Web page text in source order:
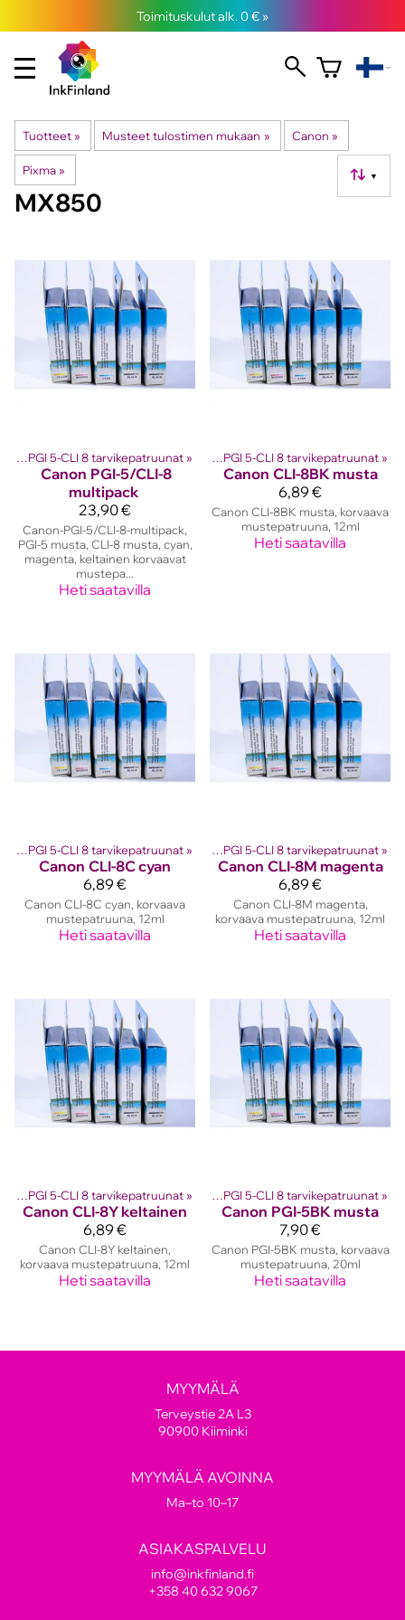
Toimituskulut alk. 0 € »
Tuotteet ‪» Musteet tulostimen mukaan ‪» Canon ‪»
Pixma ‪» ▼
MX850
Canon PGI 5-CLI 8 tarvikepatruunat ‪»
Canon PGI-5/CLI-8
multipack
23,90 €
Canon-PGI-5/CLI-8-multipack,
PGI-5 musta, CLI-8 musta, cyan,
magenta, keltainen korvaavat
mustepa...
Heti saatavilla
kasetit ‪»Canon mustekasetit‪» Canon PGI 5-CLI 8 tarvikepatruunat ‪»
Canon CLI-8BK musta
6,89 €
Canon CLI-8BK musta, korvaava
mustepatruuna, 12ml
Heti saatavilla
Canon PGI 5-CLI 8 tarvikepatruunat ‪»
Canon CLI-8C cyan
6,89 €
Canon CLI-8C cyan, korvaava
mustepatruuna, 12ml
Heti saatavilla
kasetit ‪»Canon mustekasetit‪» Canon PGI 5-CLI 8 tarvikepatruunat ‪»
Canon CLI-8M magenta
6,89 €
Canon CLI-8M magenta,
korvaava mustepatruuna, 12ml
Heti saatavilla
Canon PGI 5-CLI 8 tarvikepatruunat ‪»
Canon CLI-8Y keltainen
6,89 €
Canon CLI-8Y keltainen,
korvaava mustepatruuna, 12ml
Heti saatavilla
kasetit ‪»Canon mustekasetit‪» Canon PGI 5-CLI 8 tarvikepatruunat ‪»
Canon PGI-5BK musta
7,90 €
Canon PGI-5BK musta, korvaava
mustepatruuna, 20ml
Heti saatavilla
MYYMÄLÄ
Terveystie 2A L3
90900 Kiiminki
MYYMÄLÄ AVOINNA
Ma–to 10–17
ASIAKASPALVELU
info@inkfinland.fi
+358 40 632 9067